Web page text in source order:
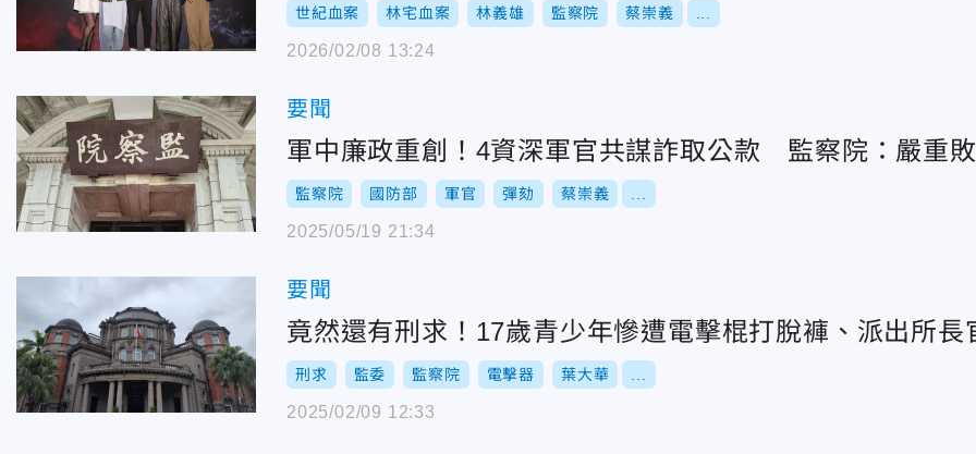
世紀血案 林宅血案 林義雄 監察院 蔡崇義
2026/02/08 13:24
要聞
軍中廉政重創！4資深軍官共謀詐取公款 監察院：嚴重
監察院 國防部 軍官 彈劾 蔡崇義
2025/05/19 21:34
要聞
竟然還有刑求！17歲青少年慘遭電擊棍打脫褲、派出所長
刑求 監委 監察院 電擊器 葉大華
2025/02/09 12:33